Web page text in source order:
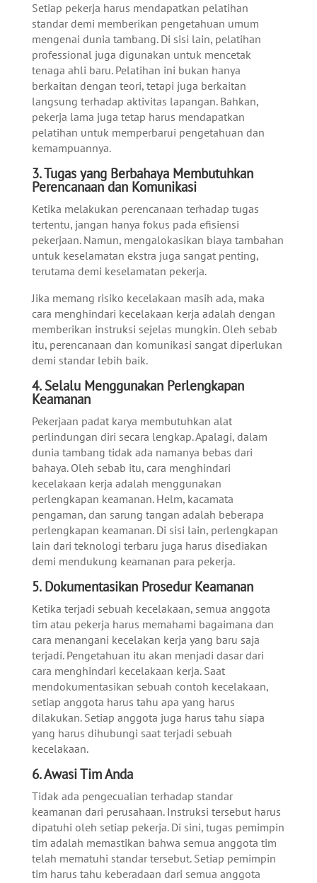
Setiap pekerja harus mendapatkan pelatihan
standar demi memberikan pengetahuan umum
mengenai dunia tambang. Di sisi lain, pelatihan
professional juga digunakan untuk mencetak
tenaga ahli baru. Pelatihan ini bukan hanya
berkaitan dengan teori, tetapi juga berkaitan
langsung terhadap aktivitas lapangan. Bahkan,
pekerja lama juga tetap harus mendapatkan
pelatihan untuk memperbarui pengetahuan dan
kemampuannya.
3.Tugas yang Berbahaya Membutuhkan
Perencanaan dan Komunikasi
Ketika melakukan perencanaan terhadap tugas
tertentu, jangan hanya fokus pada efisiensi
pekerjaan. Namun, mengalokasikan biaya tambahan
untuk keselamatan ekstra juga sangat penting,
terutama demi keselamatan pekerja.
Jika memang risiko kecelakaan masih ada, maka
cara menghindari kecelakaan kerja adalah dengan
memberikan instruksi sejelas mungkin. Oleh sebab
itu, perencanaan dan komunikasi sangat diperlukan
demi standar lebih baik.
4. Selalu Menggunakan Perlengkapan
Keamanan
Pekerjaan padat karya membutuhkan alat
perlindungan diri secara lengkap. Apalagi, dalam
dunia tambang tidak ada namanya bebas dari
bahaya. Oleh sebab itu, cara menghindari
kecelakaan kerja adalah menggunakan
perlengkapan keamanan. Helm, kacamata
pengaman, dan sarung tangan adalah beberapa
perlengkapan keamanan. Di sisi lain, perlengkapan
lain dari teknologi terbaru juga harus disediakan
demi mendukung keamanan para pekerja.
5. Dokumentasikan Prosedur Keamanan
Ketika terjadi sebuah kecelakaan, semua anggota
tim atau pekerja harus memahami bagaimana dan
cara menangani kecelakan kerja yang baru saja
terjadi. Pengetahuan itu akan menjadi dasar dari
cara menghindari kecelakaan kerja. Saat
mendokumentasikan sebuah contoh kecelakaan,
setiap anggota harus tahu apa yang harus
dilakukan. Setiap anggota juga harus tahu siapa
yang harus dihubungi saat terjadi sebuah
kecelakaan.
6.Awasi Tim Anda
Tidak ada pengecualian terhadap standar
keamanan dari perusahaan. Instruksi tersebut harus
dipatuhi oleh setiap pekerja. Di sini, tugas pemimpin
tim adalah memastikan bahwa semua anggota tim
telah mematuhi standar tersebut. Setiap pemimpin
tim harus tahu keberadaan dari semua anggota